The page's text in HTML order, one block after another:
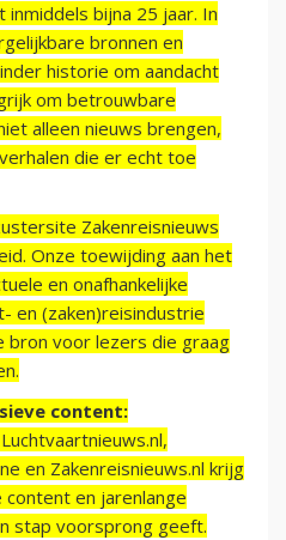
bijna 25 jaar. In
bronnen en
historie om aandacht
om betrouwbare
alleen nieuws brengen,
die er echt toe
Zakenreisnieuws
Onze toewijding aan het
en onafhankelijke
en (zaken)reisindustrie
bron voor lezers die graag
content:
en Zakenreisnieuws.nl krijg
en jarenlange
stap voorsprong geeft.